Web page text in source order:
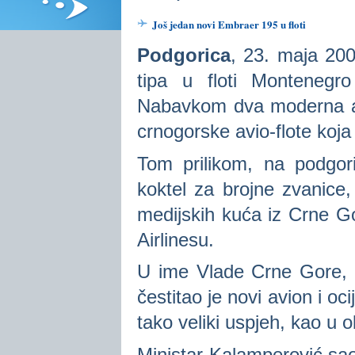
Još jedan novi Embraer 195 u floti
Podgorica, 23. maja
tipa u floti
Nabavkom dva
crnogorske avio-flote
Tom prilikom, na
koktel za brojne
medijskih kuća iz Crne
Airlinesu.
U ime Vlade Crne Gore,
čestitao je novi avion i
tako veliki uspjeh, kao u